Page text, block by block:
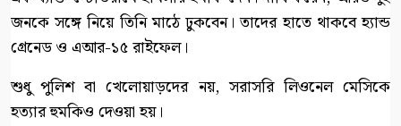
জনকে সঙ্গে নিয়ে তিনি মাঠে ঢুকবেন। তাদের হাতে থাকবে হ্যান্ড
গ্রেনেড ও এআর-১৫ রাইফেল।
শুধু পুলিশ বা খেলোয়াড়দের নয়, সরাসরি লিওনেল মেসিকে
হত্যার হুমকিও দেওয়া হয়।